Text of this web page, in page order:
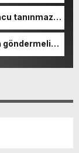
tanınmaz
göndermeli